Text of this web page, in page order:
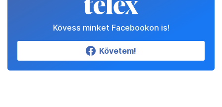
Kövess minket Facebookon is!
Követem!